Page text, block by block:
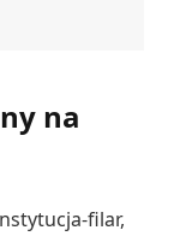
na
filar,